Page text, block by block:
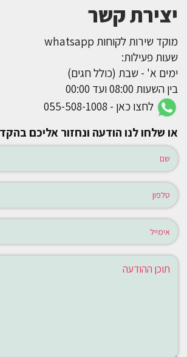
יצירת קשר
מוקד שירות לקוחות whatsapp
שעות פעילות:
ימים א' - שבת (כולל חגים)
בין השעות 08:00 ועד 00:00
לחצו כאן - 055-508-1008
או שלחו לנו הודעה ונחזור אליכם